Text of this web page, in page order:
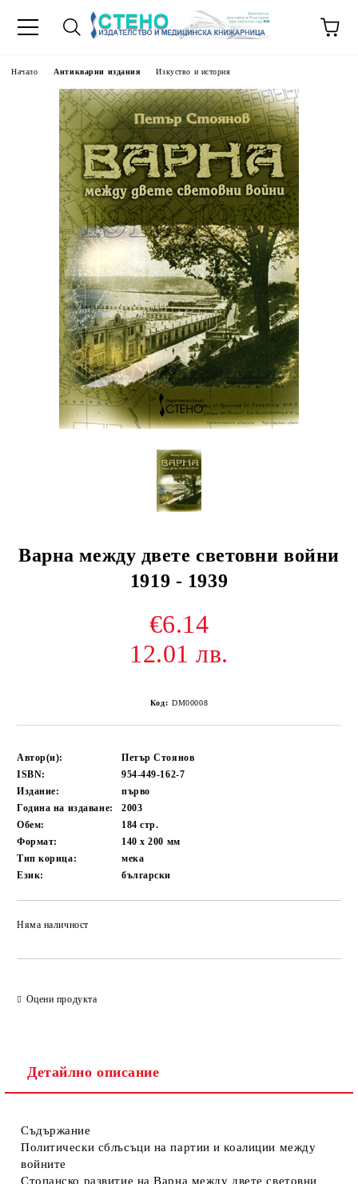
Начало Антикварни издания Изкуство и история
Варна между двете световни войни
1919 - 1939
€6.14
12.01 лв.
Код: DM00008
Автор(и):
Петър Стоянов
ISBN:
954-449-162-7
Издание:
първо
Година на издаване:
2003
Обем:
184стр.
Формат:
140 x 200 мм
Тип корица:
мека
Език:
български
Няма наличност
Оцени продукта
Детайлно описание
Съдържание
Политически сблъсъци на партии и коалиции между
войните
Стопанско развитие на Варна между двете световни